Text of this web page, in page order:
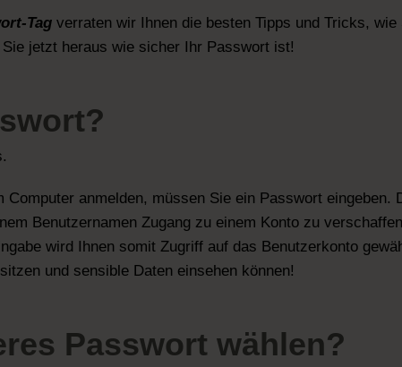
Tag verraten wir Ihnen die besten Tipps und Tricks,
jetzt heraus wie sicher Ihr Passwort ist!
anmelden, müssen Sie ein Passwort eingeben.
Benutzernamen Zugang zu einem Konto zu
wird Ihnen somit Zugriff auf das Benutzerkonto
und sensible Daten einsehen können!
Passwort wählen?